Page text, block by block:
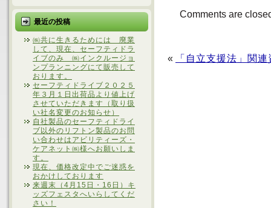
最近の投稿
㈱共に生きるためには 廃業
して、現在、セーフティドラ
イブのみ ㈱インクルージョ
ンプランニングにて販売して
おります。
セーフティドライブ２０２５
年３月１日出荷品より値上げ
させていただきます（取り扱
い社名変更のお知らせ）
自社製品のセーフティドライ
ブ以外のリフトン製品のお問
い合わせはアビリティーズ・
ケアネット㈱様へお願いしま
す。
現在、価格改定中でご迷惑を
おかけしております
来週末（4月15日・16日）キ
ッズフェスタへいらしてくだ
さい！
Comments are
« 「自立支援法」関連